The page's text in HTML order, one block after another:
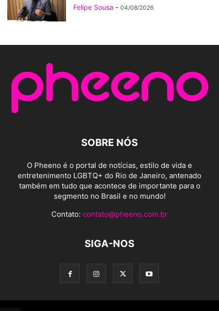
Felipe Sousa - 04/08/2026
SOBRE NÓS
O Pheeno é o portal de notícias, estilo de vida e
entretenimento LGBTQ+ do Rio de Janeiro, antenado
também em tudo que acontece de importante para o
segmento no Brasil e no mundo!
Contato: contato@pheeno.com.br
SIGA-NOS